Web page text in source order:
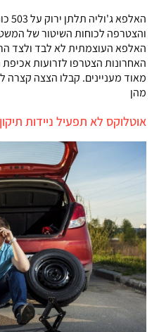
האלפא
והצטרפה לכוחות השיטור של
האלפא העוצמתית לא לבד ולצד
האחרונות הצטרפו לזרועות אכיפת
מאוד מעניינים. קבלו הצצה קצרה
מהן
אוטלוקס לא תפעיל ניידות